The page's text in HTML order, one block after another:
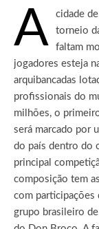
A
cidade
torneio
faltam
jogadores esteja
arquibancadas
profissionais do
milhões, o
será marcado por
do país dentro do
principal
composição tem
com participações
grupo brasileiro